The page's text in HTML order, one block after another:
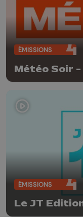
ÉMISSIONS
Météo Soir
ÉMISSIONS
Le JT